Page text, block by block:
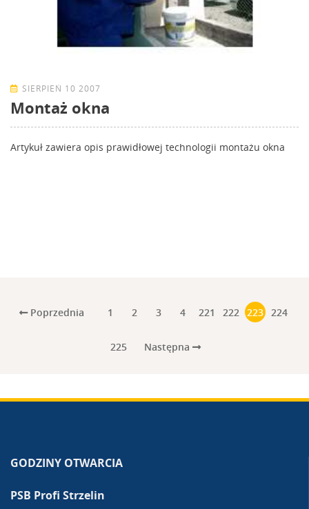
SIERPIEŃ 10 2007
Montaż okna
Artykuł zawiera opis prawidłowej technologii montażu okna
Poprzednia 1 2 3 4 221 222 223 224
225 Następna
GODZINY OTWARCIA
PSB Profi Strzelin